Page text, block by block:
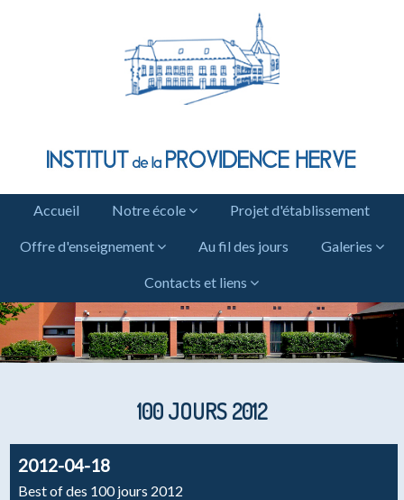
Accueil Notre école Projet d'établissement
Offre d'enseignement Au fil des jours Galeries
Contacts et liens
100 JOURS 2012
2012-04-18
Best of des 100 jours 2012